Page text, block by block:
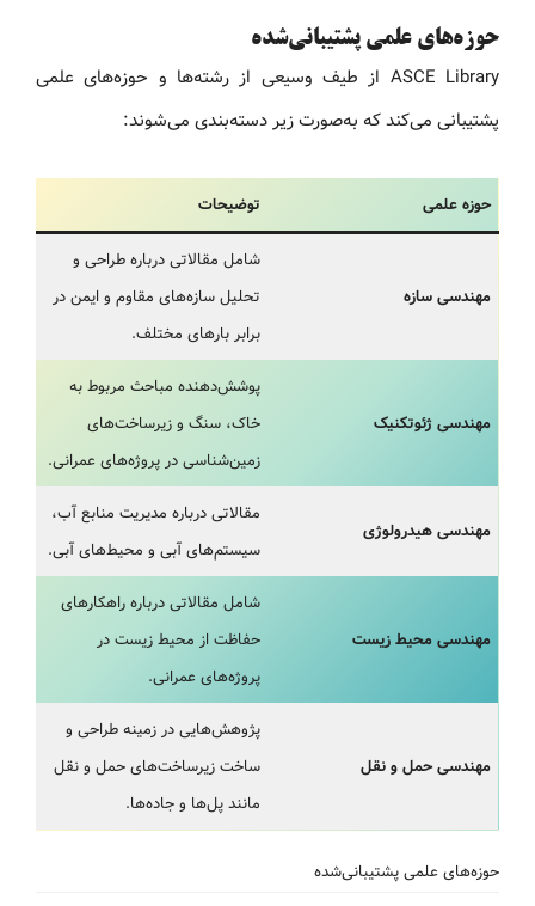
حوزه‌های علمی پشتیبانی‌شده
ASCE Library از طیف وسیعی از رشته‌ها و حوزه‌های علمی
پشتیبانی می‌کند که به‌صورت زیر دسته‌بندی می‌شوند:
حوزه علمی توضیحات
مهندسی سازه
شامل مقالاتی درباره طراحی و
تحلیل سازه‌های مقاوم و ایمن در
برابر بارهای مختلف.
مهندسی ژئوتکنیک
پوشش‌دهنده مباحث مربوط به
خاک، سنگ و زیرساخت‌های
زمین‌شناسی در پروژه‌های عمرانی.
مهندسی هیدرولوژی
مقالاتی درباره مدیریت منابع آب،
سیستم‌های آبی و محیط‌های آبی.
مهندسی محیط زیست
شامل مقالاتی درباره راهکارهای
حفاظت از محیط زیست در
پروژه‌های عمرانی.
مهندسی حمل و نقل
پژوهش‌هایی در زمینه طراحی و
ساخت زیرساخت‌های حمل و نقل
مانند پل‌ها و جاده‌ها.
حوزه‌های علمی پشتیبانی‌شده